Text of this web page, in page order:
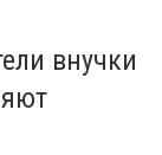
внучки